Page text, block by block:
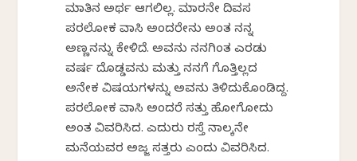
ಮಾತಿನ ಅರ್ಥ ಆಗಲಿಲ್ಲ. ಮಾರನೇ ದಿವಸ
ಪರಲೋಕ ವಾಸಿ ಅಂದರೇನು ಅಂತ ನನ್ನ
ಅಣ್ಣನನ್ನು ಕೇಳಿದೆ. ಅವನು ನನಗಿಂತ ಎರಡು
ವರ್ಷ ದೊಡ್ಡವನು ಮತ್ತು ನನಗೆ ಗೊತ್ತಿಲ್ಲದ
ಅನೇಕ ವಿಷಯಗಳನ್ನು ಅವನು ತಿಳಿದುಕೊಂಡಿದ್ದ.
ಪರಲೋಕ ವಾಸಿ ಅಂದರೆ ಸತ್ತು ಹೋಗೋದು
ಅಂತ ವಿವರಿಸಿದ. ಎದುರು ರಸ್ತೆ ನಾಲ್ಕನೇ
ಮನೆಯವರ ಅಜ್ಜ ಸತ್ತರು ಎಂದು ವಿವರಿಸಿದ.